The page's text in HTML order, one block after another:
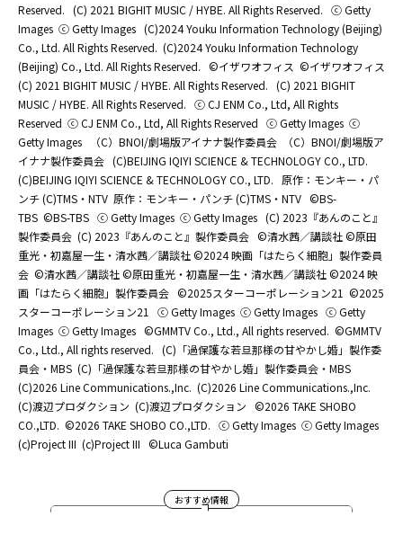
Reserved. (C) 2021 BIGHIT MUSIC / HYBE. All Rights Reserved. ⓒ Getty
Images ⓒ Getty Images (C)2024 Youku Information Technology (Beijing)
Co., Ltd. All Rights Reserved. (C)2024 Youku Information Technology
(Beijing) Co., Ltd. All Rights Reserved. ©イザワオフィス ©イザワオフィス
(C) 2021 BIGHIT MUSIC / HYBE. All Rights Reserved. (C) 2021 BIGHIT
MUSIC / HYBE. All Rights Reserved. ⓒ CJ ENM Co., Ltd, All Rights
Reserved ⓒ CJ ENM Co., Ltd, All Rights Reserved ⓒ Getty Images ⓒ
Getty Images
（C）BNOI/劇場版アイナナ製作委員会
（C）BNOI/劇場版ア
イナナ製作委員会 (C)BEIJING IQIYI SCIENCE & TECHNOLOGY CO., LTD.
(C)BEIJING IQIYI SCIENCE & TECHNOLOGY CO., LTD.
原作：モンキー・パ
ンチ (C)TMS・NTV 原作：モンキー・パンチ (C)TMS・NTV ©BS-
TBS ©BS-TBS ⓒ Getty Images ⓒ Getty Images (C) 2023『あんのこと』
製作委員会 (C) 2023『あんのこと』製作委員会 ©清水茜／講談社 ©原田
重光・初嘉屋一生・清水茜／講談社 ©2024 映画「はたらく細胞」製作委員
会 ©清水茜／講談社 ©原田重光・初嘉屋一生・清水茜／講談社 ©2024 映
画「はたらく細胞」製作委員会 ©2025スターコーポレーション21 ©2025
スターコーポレーション21
ⓒ Getty Images ⓒ Getty Images ⓒ Getty
Images ⓒ Getty Images ©GMMTV Co., Ltd., All rights reserved. ©GMMTV
Co., Ltd., All rights reserved. (C)「過保護な若旦那様の甘やかし婚」製作委
員会・MBS (C)「過保護な若旦那様の甘やかし婚」製作委員会・MBS
(C)2026 Line Communications.,Inc. (C)2026 Line Communications.,Inc.
(C)渡辺プロダクション (C)渡辺プロダクション ©2026 TAKE SHOBO
CO.,LTD. ©2026 TAKE SHOBO CO.,LTD. ⓒ Getty Images ⓒ Getty Images
(c)Project III (c)Project III ©Luca Gambuti
おすすめ情報